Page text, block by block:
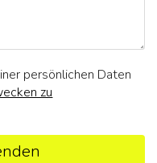
persönlichen Daten
zu